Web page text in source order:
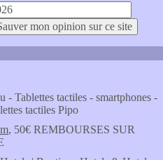
- Tablettes tactiles - smartphones -
tactiles Pipo
, 50€ REMBOURSES SUR